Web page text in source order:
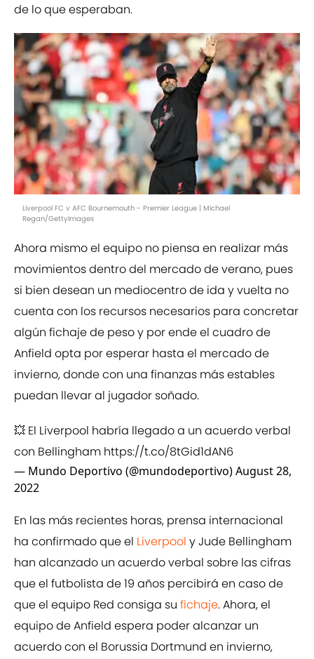
de lo que esperaban.
Liverpool FC v AFC Bournemouth - Premier League | Michael
Regan/GettyImages
Ahora mismo el equipo no piensa en realizar más
movimientos dentro del mercado de verano, pues
si bien desean un mediocentro de ida y vuelta no
cuenta con los recursos necesarios para concretar
algún fichaje de peso y por ende el cuadro de
Anfield opta por esperar hasta el mercado de
invierno, donde con una finanzas más estables
puedan llevar al jugador soñado.
💥 El Liverpool habría llegado a un acuerdo verbal
con Bellingham https://t.co/8tGid1dAN6
— Mundo Deportivo (@mundodeportivo)August 28,
2022
En las más recientes horas, prensa internacional
ha confirmado que el Liverpool y Jude Bellingham
han alcanzado un acuerdo verbal sobre las cifras
que el futbolista de 19 años percibirá en caso de
que el equipo Red consiga su fichaje. Ahora, el
equipo de Anfield espera poder alcanzar un
acuerdo con el Borussia Dortmund en invierno,